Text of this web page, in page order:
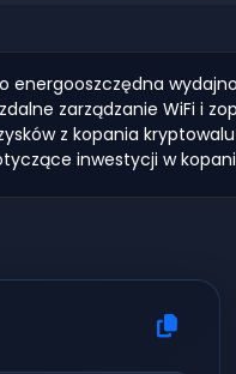
energooszczędna
zarządzanie WiFi i
z kopania
inwestycji w